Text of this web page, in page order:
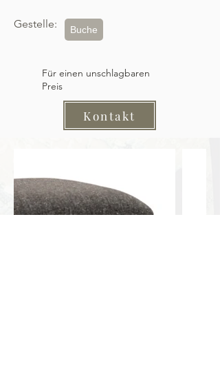
Gestelle: Buche
Für einen unschlagbaren
Preis
Kontakt